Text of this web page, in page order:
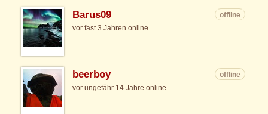
Barus09
offline
vor fast 3 Jahren online
beerboy
offline
vor ungefähr 14 Jahre online